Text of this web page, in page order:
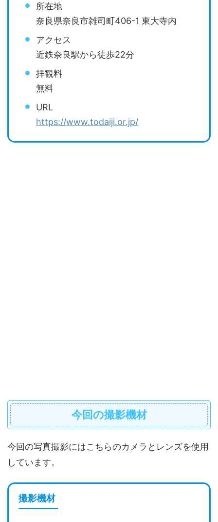
所在地
奈良県奈良市雑司町406-1 東大寺内
アクセス
近鉄奈良駅から徒歩22分
拝観料
無料
URL
https://www.todaiji.or.jp/
今回の撮影機材
今回の写真撮影にはこちらのカメラとレンズを使用
しています。
撮影機材